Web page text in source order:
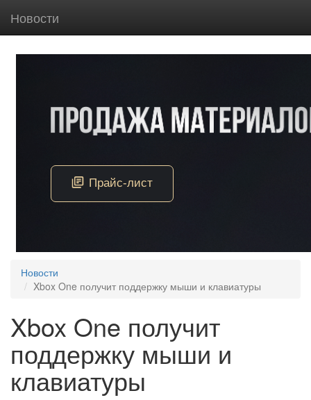
Новости
Новости
Xbox One получит поддержку мыши и клавиатуры
Xbox One получит
поддержку мыши и
клавиатуры